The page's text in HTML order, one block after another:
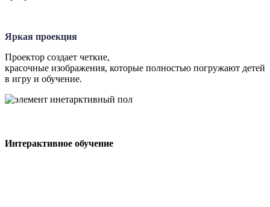
Яркая проекция
Проектор создает четкие,
красочные изображения, которые полностью погружают детей
в игру и обучение.
Интерактивное обучение